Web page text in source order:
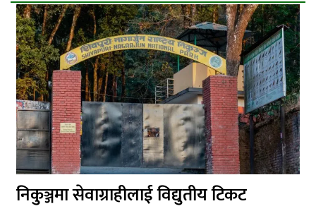
निकुञ्जमा सेवाग्राहीलाई विद्युतीय टिकट